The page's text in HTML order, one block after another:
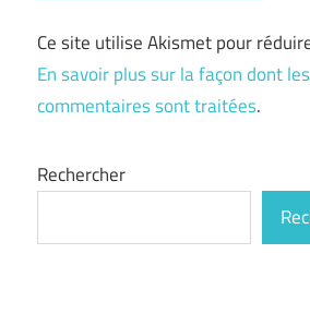
Ce site utilise Akismet pour
En savoir plus sur la façon dont
commentaires sont traitées.
Rechercher